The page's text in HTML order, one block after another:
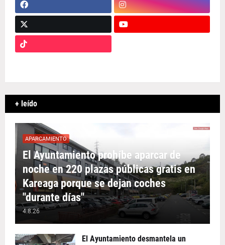
+ leído
APARCAMIENTO
El Ayuntamiento prohíbe aparcar de
noche en 220 plazas públicas gratis en
Kareaga porque se dejan coches
"durante días"
4.8.26
El Ayuntamiento desmantela un